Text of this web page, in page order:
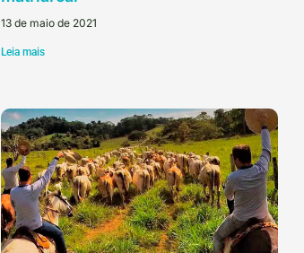
13 de maio de 2021
Leia mais